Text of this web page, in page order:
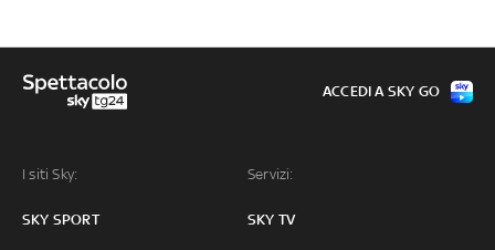
I siti Sky:
SKY SPORT
Servizi:
SKY TV
ACCEDI A SKY GO